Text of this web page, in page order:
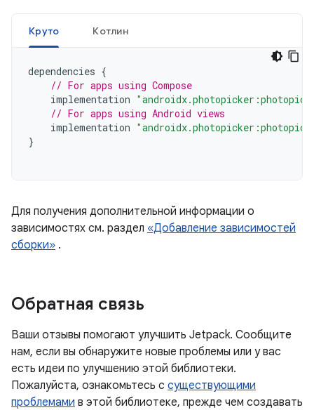
Круто Котлин
dependencies {
// For apps using Compose
implementation
// For apps using Android views
implementation
}
Для получения дополнительной информации о
зависимостях см. раздел «Добавление зависимостей
сборки» .
Обратная связь
Ваши отзывы помогают улучшить Jetpack. Сообщите
нам, если вы обнаружите новые проблемы или у вас
есть идеи по улучшению этой библиотеки.
Пожалуйста, ознакомьтесь с существующими
проблемами в этой библиотеке, прежде чем создавать